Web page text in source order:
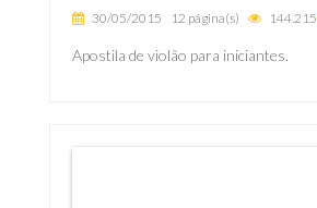
30/05/2015 12 página(s) 144.215
Apostila de violão para iniciantes.